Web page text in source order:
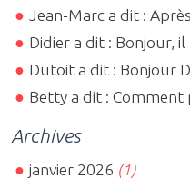
Jean-Marc a dit :
Didier a dit : Bonjour,
Dutoit a dit : Bonjour
Betty a dit : Comment
Archives
janvier 2026 (1)